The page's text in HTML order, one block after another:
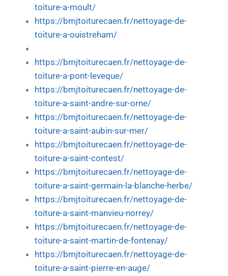
toiture-a-moult/
https://bmjtoiturecaen.fr/nettoyage-de-
toiture-a-ouistreham/
https://bmjtoiturecaen.fr/nettoyage-de-
toiture-a-pont-leveque/
https://bmjtoiturecaen.fr/nettoyage-de-
toiture-a-saint-andre-sur-orne/
https://bmjtoiturecaen.fr/nettoyage-de-
toiture-a-saint-aubin-sur-mer/
https://bmjtoiturecaen.fr/nettoyage-de-
toiture-a-saint-contest/
https://bmjtoiturecaen.fr/nettoyage-de-
toiture-a-saint-germain-la-blanche-herbe/
https://bmjtoiturecaen.fr/nettoyage-de-
toiture-a-saint-manvieu-norrey/
https://bmjtoiturecaen.fr/nettoyage-de-
toiture-a-saint-martin-de-fontenay/
https://bmjtoiturecaen.fr/nettoyage-de-
toiture-a-saint-pierre-en-auge/